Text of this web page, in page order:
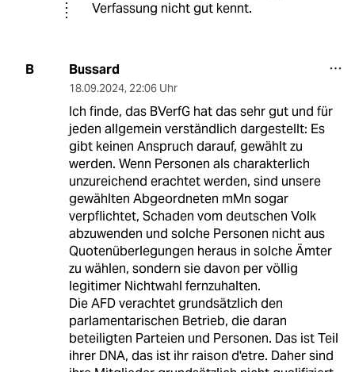
Verfassung nicht gut kennt.
B Bussard
18.09.2024, 22:06 Uhr
Ich finde, das BVerfG hat das sehr gut und für
jeden allgemein verständlich dargestellt: Es
gibt keinen Anspruch darauf, gewählt zu
werden. Wenn Personen als charakterlich
unzureichend erachtet werden, sind unsere
gewählten Abgeordneten mMn sogar
verpflichtet, Schaden vom deutschen Volk
abzuwenden und solche Personen nicht aus
Quotenüberlegungen heraus in solche Ämter
zu wählen, sondern sie davon per völlig
legitimer Nichtwahl fernzuhalten.
Die AFD verachtet grundsätzlich den
parlamentarischen Betrieb, die daran
beteiligten Parteien und Personen. Das ist Teil
ihrer DNA, das ist ihr raison d'etre. Daher sind